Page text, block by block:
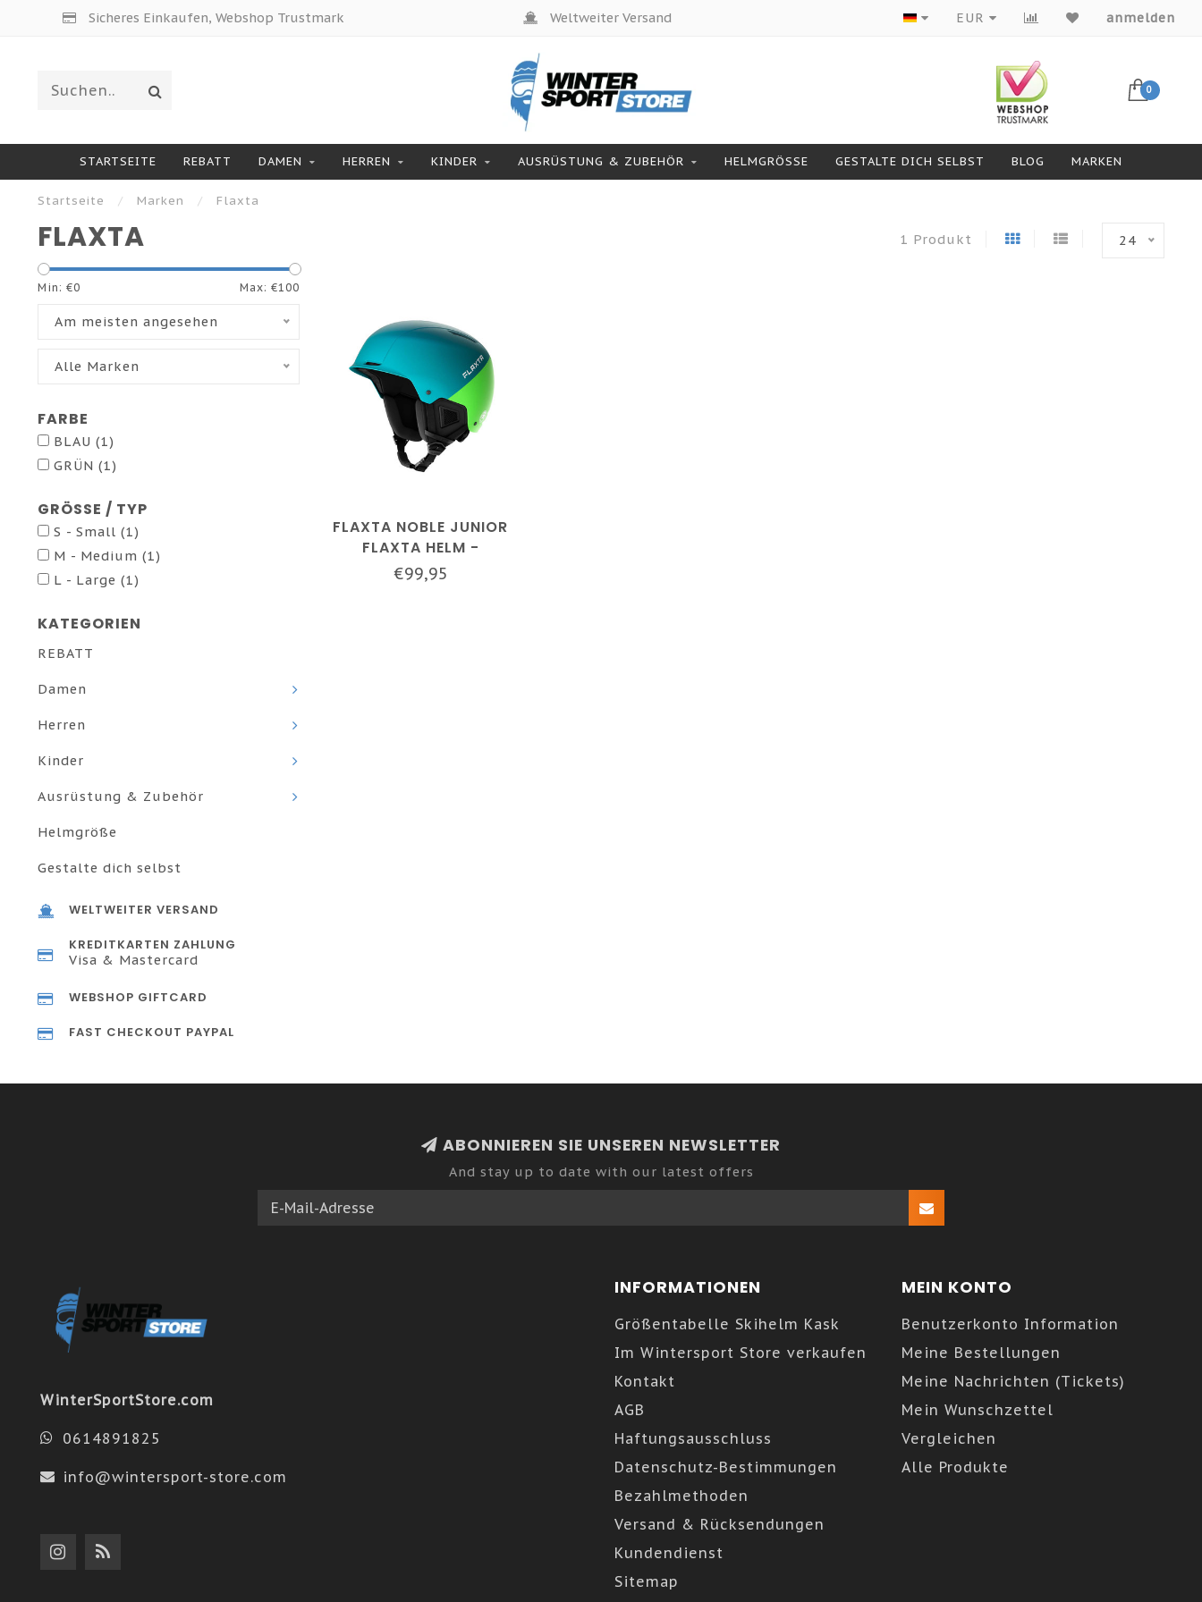
Sicheres Einkaufen, Webshop Trustmark Weltweiter Versand Produkte von Top-Marken
EUR anmelden
0
STARTSEITE REBATT DAMEN HERREN KINDER AUSRÜSTUNG & ZUBEHÖR HELMGRÖSSE GESTALTE DICH SELBST BLOG MARKEN
Startseite / Marken / Flaxta
FLAXTA 1 Produkt 24
Min: €0 Max: €100
Am meisten angesehen
Alle Marken
FARBE
BLAU (1)
GRÜN (1)
GRÖSSE / TYP
S - Small (1)
M - Medium (1)
L - Large (1)
KATEGORIEN
REBATT
Damen
Herren
Kinder
Ausrüstung & Zubehör
Helmgröße
Gestalte dich selbst
WELTWEITER VERSAND
KREDITKARTEN ZAHLUNG
Visa & Mastercard
WEBSHOP GIFTCARD
FAST CHECKOUT PAYPAL
FLAXTA NOBLE JUNIOR
FLAXTA HELM -
BLAU/LEUCHTEND GRÜN
€99,95
ABONNIEREN SIE UNSEREN NEWSLETTER
And stay up to date with our latest offers
WinterSportStore.com
0614891825
info@wintersport-store.com
INFORMATIONEN
Größentabelle Skihelm Kask
Im Wintersport Store verkaufen
Kontakt
AGB
Haftungsausschluss
Datenschutz-Bestimmungen
Bezahlmethoden
Versand & Rücksendungen
Kundendienst
Sitemap
MEIN KONTO
Benutzerkonto Information
Meine Bestellungen
Meine Nachrichten (Tickets)
Mein Wunschzettel
Vergleichen
Alle Produkte